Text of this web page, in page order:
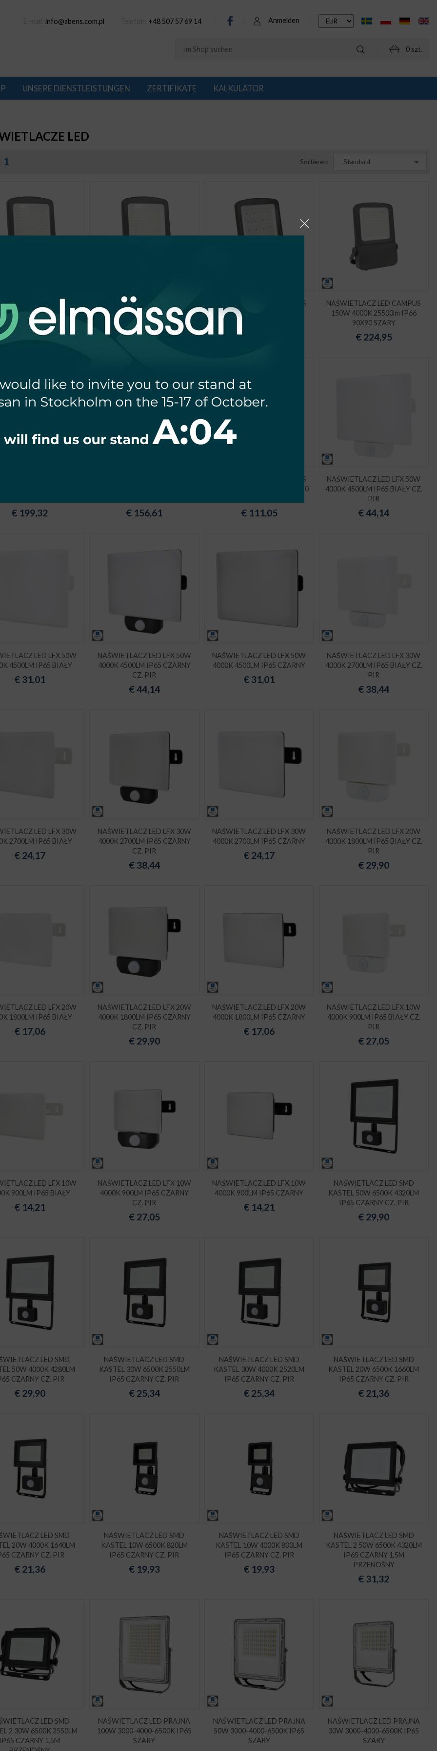
Anmelden
info@abens.com.pl +48 507 57 69 14
0 szt.
UNSERE DIENSTLEISTUNGEN ZERTIFIKATE KALKULATOR
LED
1 Sortieren: Standard
LED CAMPUS
4000K 42500lm IP66
90X90 SZARY
€ 281,89
NAŚWIETLACZ LED CAMPUS
200W 4000K 34000lm IP66
90X90 SZARY
€256,27
NAŚWIETLACZ LED CAMPUS
200W 3000K 30000lm IP66
€
NAŚWIETLACZ LED CAMPUS
150W 4000K 25500lm IP66
90X90 SZARY
€ 224,95
€ 199,32 € 156,61
NAŚWIETLACZ LED CAMPUS
30W 4000K 5100lm IP66 90X90
€ 111,05
NAŚWIETLACZ LED LFX 50W
4000K 4500LM IP65 BIAŁY CZ.
PIR
€44,14
LED LFX 50W
4500LM IP65 BIAŁY
€ 31,01
NAŚWIETLACZ LED LFX 50W
4000K 4500LM IP65 CZARNY
CZ. PIR
€44,14
NAŚWIETLACZ LED LFX 50W
4000K 4500LM IP65 CZARNY
€ 31,01
NAŚWIETLACZ LED LFX 30W
4000K 2700LM IP65 BIAŁY CZ.
PIR
€ 38,44
LED LFX 30W
2700LM IP65 BIAŁY
€ 24,17
NAŚWIETLACZ LED LFX 30W
4000K 2700LM IP65 CZARNY
CZ. PIR
€ 38,44
NAŚWIETLACZ LED LFX 30W
4000K 2700LM IP65 CZARNY
€ 24,17
NAŚWIETLACZ LED LFX 20W
4000K 1800LM IP65 BIAŁY CZ.
PIR
€ 29,90
LED LFX 20W
1800LM IP65 BIAŁY
€ 17,06
NAŚWIETLACZ LED LFX 20W
4000K 1800LM IP65 CZARNY
CZ. PIR
€ 29,90
NAŚWIETLACZ LED LFX 20W
4000K 1800LM IP65 CZARNY
€ 17,06
NAŚWIETLACZ LED LFX 10W
4000K 900LM IP65 BIAŁY CZ.
PIR
€ 27,05
LED LFX 10W
900LM IP65 BIAŁY
€ 14,21
NAŚWIETLACZ LED LFX 10W
4000K 900LM IP65 CZARNY
CZ. PIR
€ 27,05
NAŚWIETLACZ LED LFX 10W
4000K 900LM IP65 CZARNY
€ 14,21
NAŚWIETLACZ LED SMD
KASTEL 50W 6500K 4320LM
IP65 CZARNY CZ. PIR
€ 29,90
LED SMD
50W 4000K 4280LM
CZARNY CZ. PIR
€ 29,90
NAŚWIETLACZ LED SMD
KASTEL 30W 6500K 2550LM
IP65 CZARNY CZ. PIR
€ 25,34
NAŚWIETLACZ LED SMD
KASTEL 30W 4000K 2520LM
IP65 CZARNY CZ. PIR
€ 25,34
NAŚWIETLACZ LED SMD
KASTEL 20W 6500K 1660LM
IP65 CZARNY CZ. PIR
€ 21,36
LED SMD
20W 4000K 1640LM
CZARNY CZ. PIR
€ 21,36
NAŚWIETLACZ LED SMD
KASTEL 10W 6500K 820LM
IP65 CZARNY CZ. PIR
€ 19,93
NAŚWIETLACZ LED SMD
KASTEL 10W 4000K 800LM
IP65 CZARNY CZ. PIR
€ 19,93
NAŚWIETLACZ LED SMD
KASTEL 2 50W 6500K 4320LM
IP65 CZARNY 1,5M
PRZENOŚNY
€ 31,32
LED SMD
2 30W 6500K 2550LM
IP65 CZARNY 1,5M
NAŚWIETLACZ LED PRAJNA
100W 3000-4000-6500K IP65
SZARY
NAŚWIETLACZ LED PRAJNA
50W 3000-4000-6500K IP65
SZARY
NAŚWIETLACZ LED PRAJNA
30W 3000-4000-6500K IP65
SZARY